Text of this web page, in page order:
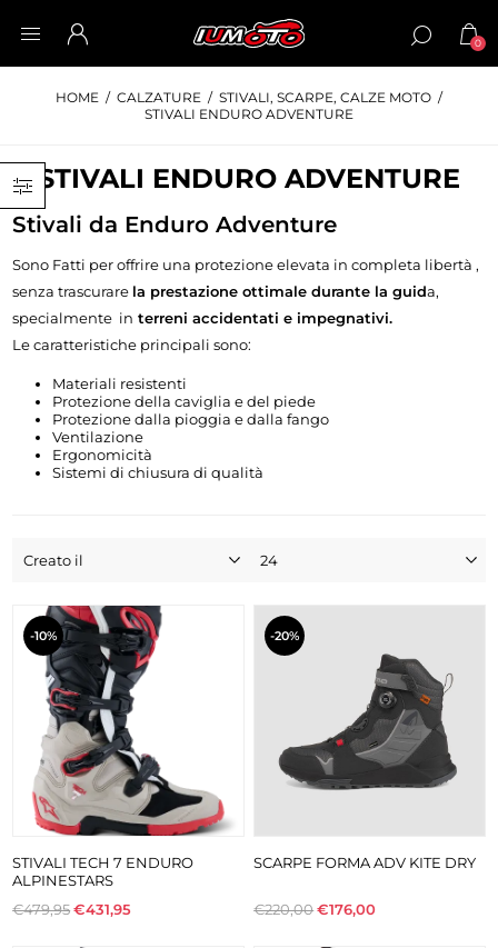
0
HOME / CALZATURE / STIVALI, SCARPE, CALZE MOTO /
STIVALI ENDURO ADVENTURE
STIVALI ENDURO ADVENTURE
Stivali da Enduro Adventure
Sono Fatti per offrire una protezione elevata in completa libertà ,
senza trascurare la prestazione ottimale durante la guida,
specialmente in terreni accidentati e impegnativi.
Le caratteristiche principali sono:
Materiali resistenti
Protezione della caviglia e del piede
Protezione dalla pioggia e dalla fango
Ventilazione
Ergonomicità
Sistemi di chiusura di qualità
-10%
STIVALI TECH 7 ENDURO
ALPINESTARS
€479,95€431,95
-20%
SCARPE FORMA ADV KITE DRY
€220,00€176,00